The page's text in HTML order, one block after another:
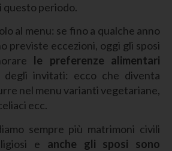
questo periodo.
al menu: se fino a qualche anno
previste eccezioni, oggi gli sposi
le preferenze alimentari
degli invitati: ecco che diventa
nel menu varianti vegetariane,
ecc.
sempre più matrimoni civili
e anche gli sposi sono